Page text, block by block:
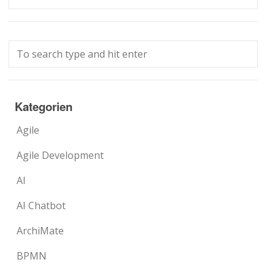
Kategorien
Agile
Agile Development
AI
AI Chatbot
ArchiMate
BPMN